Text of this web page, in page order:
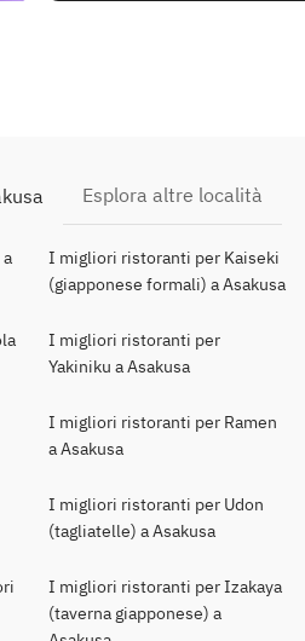
Esplora altre località
I migliori ristoranti per Kaiseki
(giapponese formali) a Asakusa
I migliori ristoranti per
Yakiniku a Asakusa
I migliori ristoranti per Ramen
a Asakusa
I migliori ristoranti per Udon
(tagliatelle) a Asakusa
I migliori ristoranti per Izakaya
(taverna giapponese) a